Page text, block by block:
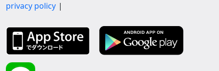
privacy policy